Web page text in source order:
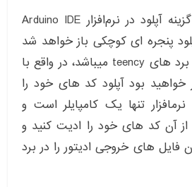
بعد از کلیک بر روی گزینه آپلود در نرم‌افزار Arduino IDE
پنجره ای کوچکی باز خواهد شد
که نرم‌افزار اختصاصی برد های teency میباشد، در واقع با
خواهید بود آپلود کد های خود را
تنها یک کامپایلر است و
از آن کد های خود را ادیت کنید و
فایل های خروجی ادیتور را در برد